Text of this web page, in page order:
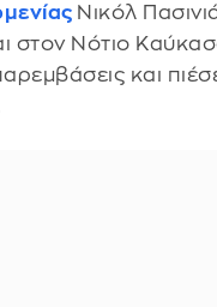
Νικόλ
στον Νότιο
και